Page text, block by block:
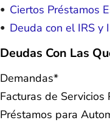
Ciertos Préstamos
Deuda con el IRS y
Deudas Con Las
Demandas*
Facturas de Servicios
Préstamos para